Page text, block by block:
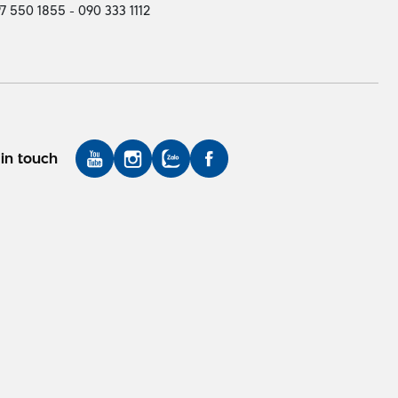
550 1855 - 090 333 1112
touch